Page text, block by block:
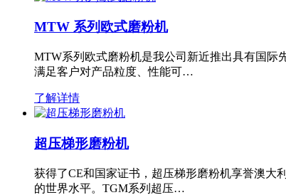
MTW 系列欧式磨粉机
MTW系列欧式磨粉机是我公司新近推出具有国
满足客户对产品粒度、性能可…
了解详情
超压梯形磨粉机
获得了CE和国家证书，超压梯形磨粉机享誉澳大
的世界水平。TGM系列超压…